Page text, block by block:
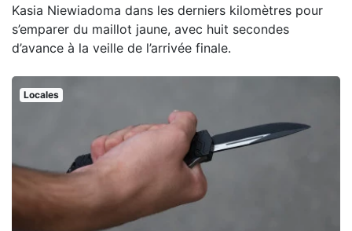
Kasia Niewiadoma dans les derniers kilomètres pour
s’emparer du maillot jaune, avec huit secondes
d’avance à la veille de l’arrivée finale.
Locales